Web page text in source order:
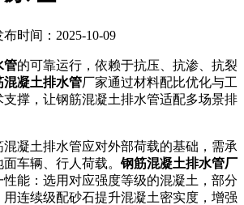
时间：2025-10-09
管的可靠运行，依赖于抗压、抗渗、抗裂
混凝土排水管厂家通过材料配比优化与工
撑，让钢筋混凝土排水管适配多场景排
凝土排水管应对外部荷载的基础，需承
车辆、行人荷载。钢筋混凝土排水管厂
性能：选用对应强度等级的混凝土，部分
连续级配砂石提升混凝土密实度，增强